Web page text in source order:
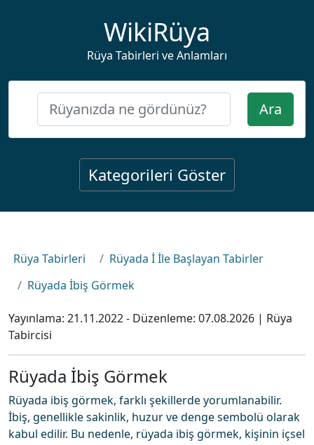
WikiRüya
Rüya Tabirleri ve Anlamları
Ara
Kategorileri Göster
Rüya Tabirleri
Rüyada İ İle Başlayan Tabirler
Rüyada İbiş Görmek
Yayınlama: 21.11.2022- Düzenleme: 07.08.2026 | Rüya
Tabircisi
Rüyada İbiş Görmek
Rüyada ibiş görmek, farklı şekillerde yorumlanabilir.
İbiş, genellikle sakinlik, huzur ve denge sembolü olarak
kabul edilir. Bu nedenle, rüyada ibiş görmek, kişinin içsel